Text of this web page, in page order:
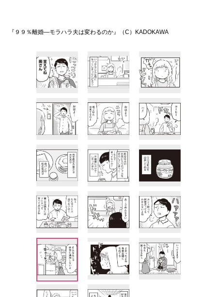
『９９％離婚―モラハラ夫は変わるのか』（C）KADOKAWA